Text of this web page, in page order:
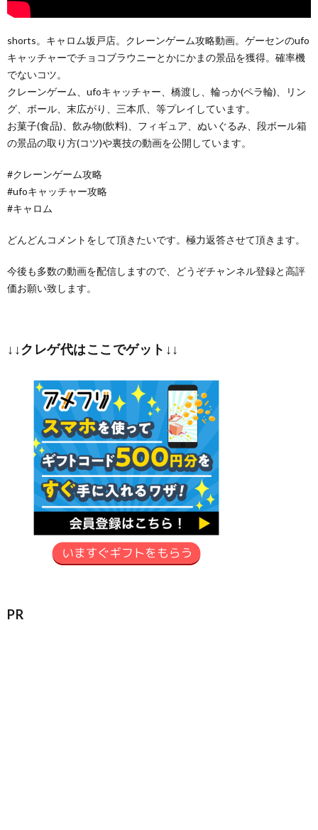
shorts。キャロム坂戸店。クレーンゲーム攻略動画。ゲーセンのufo
キャッチャーでチョコブラウニーとかにかまの景品を獲得。確率機
でないコツ。
クレーンゲーム、ufoキャッチャー、橋渡し、輪っか(ペラ輪)、リン
グ、ボール、末広がり、三本爪、等プレイしています。
お菓子(食品)、飲み物(飲料)、フィギュア、ぬいぐるみ、段ボール箱
の景品の取り方(コツ)や裏技の動画を公開しています。
#クレーンゲーム攻略
#ufoキャッチャー攻略
#キャロム
どんどんコメントをして頂きたいです。極力返答させて頂きます。
今後も多数の動画を配信しますので、どうぞチャンネル登録と高評
価お願い致します。
↓↓クレゲ代はここでゲット↓↓
PR